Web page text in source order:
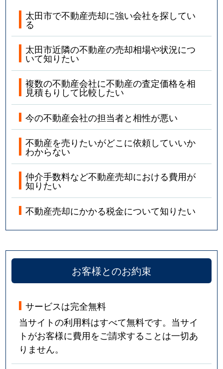
太田市で不動産売却に強い会社を探してい
る
太田市近隣の不動産の売却相場や状況につ
いて知りたい
複数の不動産会社に不動産の査定価格を相
見積もりして比較したい
今の不動産会社の担当者と相性が悪い
不動産を売りたいがどこに依頼していいか
わからない
仲介手数料など不動産売却における費用が
知りたい
不動産売却にかかる税金について知りたい
お客様とのお約束
サービスは完全無料
当サイトの利用料はすべて無料です。当サイ
トがお客様に費用をご請求することは一切あ
りません。